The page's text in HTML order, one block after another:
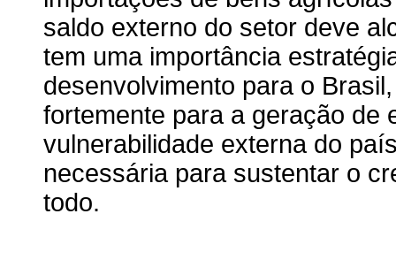
saldo externo do setor deve
tem uma importância
desenvolvimento para o
fortemente para a geração de
vulnerabilidade externa do
necessária para sustentar o
todo.